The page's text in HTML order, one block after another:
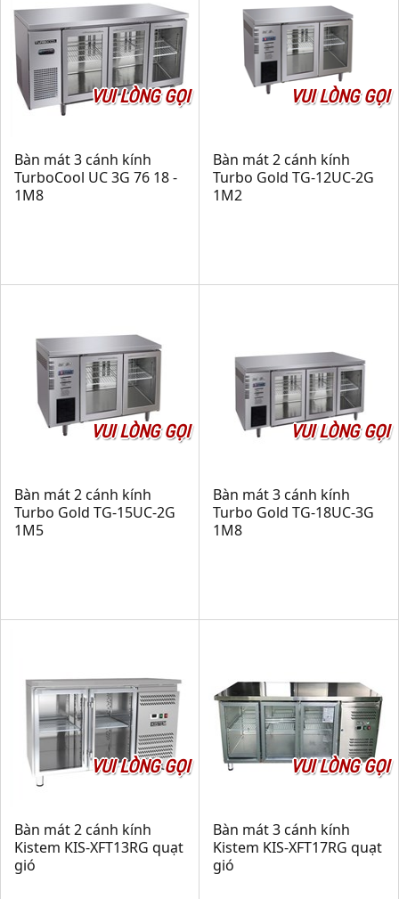
VUI LÒNG GỌI
Bàn mát 3 cánh kính
TurboCool UC 3G 76 18 -
1M8
VUI LÒNG GỌI
Bàn mát 2 cánh kính
Turbo Gold TG-12UC-2G
1M2
VUI LÒNG GỌI
Bàn mát 2 cánh kính
Turbo Gold TG-15UC-2G
1M5
VUI LÒNG GỌI
Bàn mát 3 cánh kính
Turbo Gold TG-18UC-3G
1M8
VUI LÒNG GỌI
Bàn mát 2 cánh kính
Kistem KIS-XFT13RG quạt
gió
VUI LÒNG GỌI
Bàn mát 3 cánh kính
Kistem KIS-XFT17RG quạt
gió